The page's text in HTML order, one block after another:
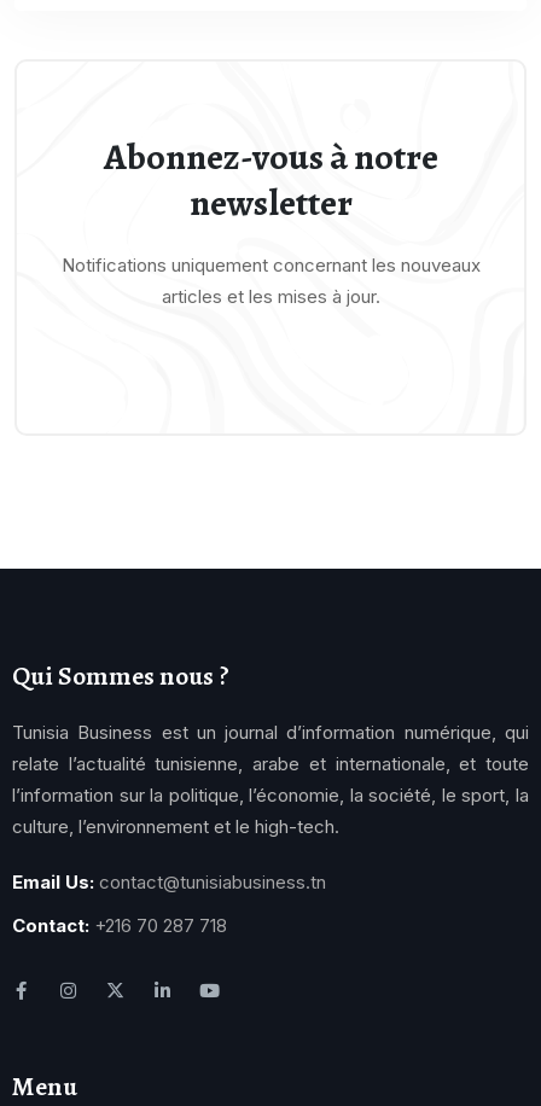
Abonnez-vous à notre
newsletter
Notifications uniquement concernant les nouveaux
articles et les mises à jour.
Qui Sommes nous ?
Tunisia Business est un journal d’information numérique, qui
relate l’actualité tunisienne, arabe et internationale, et toute
l’information sur la politique, l’économie, la société, le sport, la
culture, l’environnement et le high-tech.
Email Us: contact@tunisiabusiness.tn
Contact: +216 70 287 718
Menu